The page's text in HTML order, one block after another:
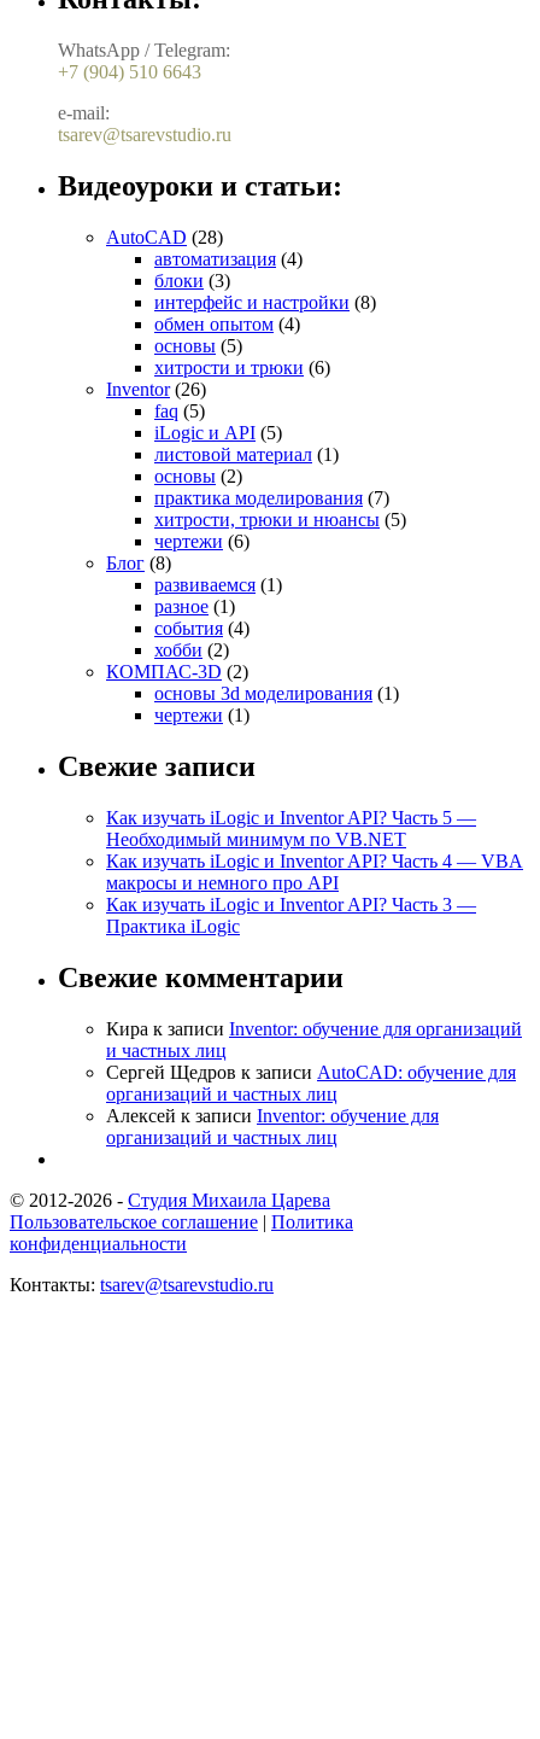
WhatsApp / Telegram:
+7 (904) 510 6643
e-mail:
tsarev@tsarevstudio.ru
Видеоуроки и статьи:
AutoCAD (28)
автоматизация (4)
блоки (3)
интерфейс и настройки (8)
обмен опытом (4)
основы (5)
хитрости и трюки (6)
Inventor(26)
faq (5)
iLogic и API (5)
листовой материал (1)
основы (2)
практика моделирования (7)
хитрости, трюки и нюансы (5)
чертежи (6)
Блог (8)
развиваемся (1)
разное (1)
события (4)
хобби (2)
КОМПАС-3D (2)
основы 3d моделирования (1)
чертежи (1)
Свежие записи
Как изучать iLogic и Inventor API? Часть 5 —
Необходимый минимум по VB.NET
Как изучать iLogic и Inventor API? Часть 4 — VBA
макросы и немного про API
Как изучать iLogic и Inventor API? Часть 3 —
Практика iLogic
Свежие комментарии
Кира к записи Inventor: обучение для организаций
и частных лиц
Сергей Щедров к записи AutoCAD: обучение для
организаций и частных лиц
Алексей к записи Inventor: обучение для
организаций и частных лиц
© 2012-2026 - Студия Михаила Царева
Пользовательское соглашение | Политика
конфиденциальности
Контакты: tsarev@tsarevstudio.ru